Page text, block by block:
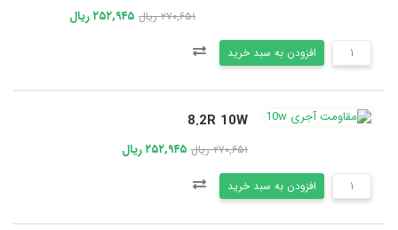
۲۷۰,۶۵۱ ریال ۲۵۲,۹۴۵ ریال
افزودن به سبد خرید
8.2R 10W
۲۷۰,۶۵۱ ریال ۲۵۲,۹۴۵ ریال
افزودن به سبد خرید